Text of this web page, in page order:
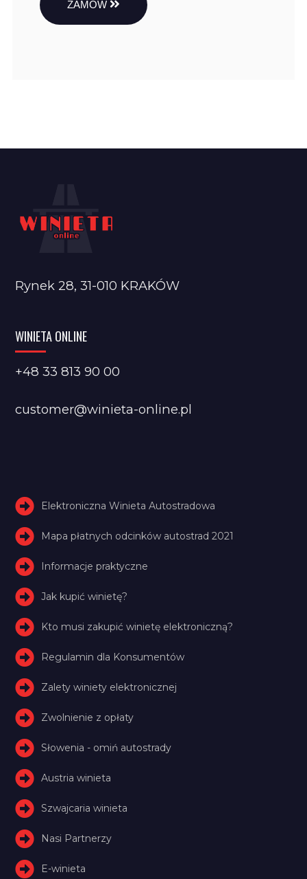
ZAMÓW
Rynek 28, 31-010 KRAKÓW
WINIETA ONLINE
+48 33 813 90 00
customer@winieta-online.pl
Elektroniczna Winieta Autostradowa
Mapa płatnych odcinków autostrad 2021
Informacje praktyczne
Jak kupić winietę?
Kto musi zakupić winietę elektroniczną?
Regulamin dla Konsumentów
Zalety winiety elektronicznej
Zwolnienie z opłaty
Słowenia - omiń autostrady
Austria winieta
Szwajcaria winieta
Nasi Partnerzy
E-winieta